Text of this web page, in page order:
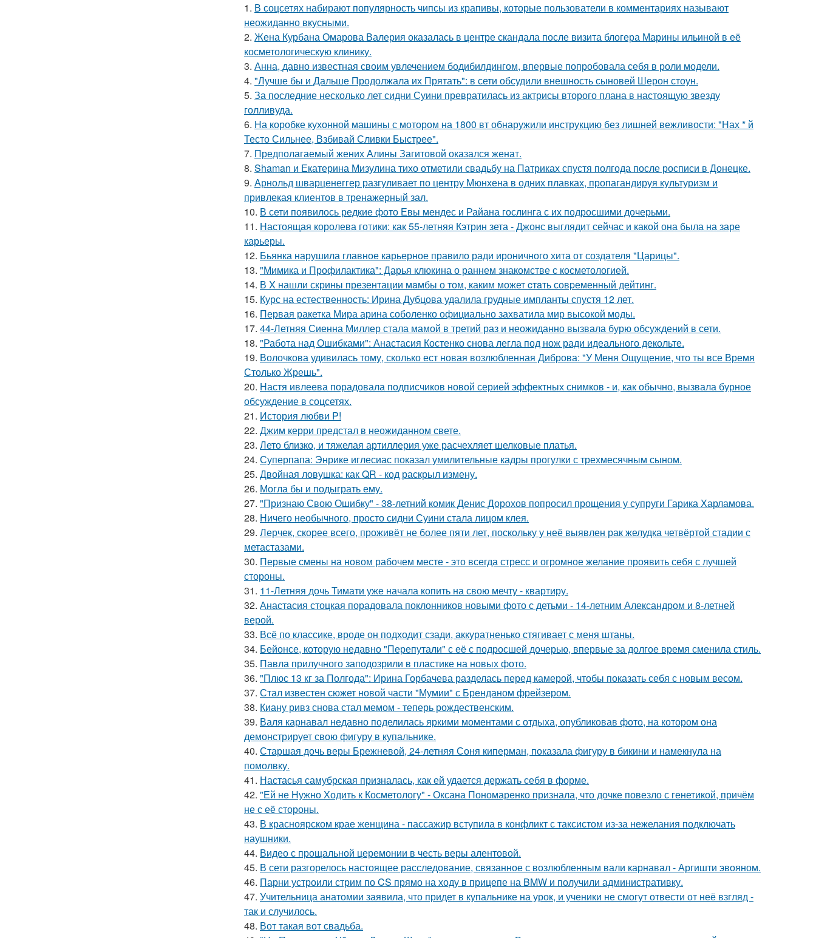
1. В соцсетях набирают популярность чипсы из крапивы, которые пользователи в комментариях называют
неожиданно вкусными.
2. Жена Курбана Омарова Валерия оказалась в центре скандала после визита блогера Марины ильиной в её
косметологическую клинику.
3. Анна, давно известная своим увлечением бодибилдингом, впервые попробовала себя в роли модели.
4. "Лучше бы и Дальше Продолжала их Прятать": в сети обсудили внешность сыновей Шерон стоун.
5. За последние несколько лет сидни Суини превратилась из актрисы второго плана в настоящую звезду
голливуда.
6. На коробке кухонной машины с мотором на 1800 вт обнаружили инструкцию без лишней вежливости: "Нах * й
Тесто Сильнее, Взбивай Сливки Быстрее".
7. Предполагаемый жених Алины Загитовой оказался женат.
8. Shaman и Екатерина Мизулина тихо отметили свадьбу на Патриках спустя полгода после росписи в Донецке.
9. Арнольд шварценеггер разгуливает по центру Мюнхена в одних плавках, пропагандируя культуризм и
привлекая клиентов в тренажерный зал.
10. В сети появилось редкие фото Евы мендес и Райана гослинга с их подросшими дочерьми.
11. Настоящая королева готики: как 55-летняя Кэтрин зета - Джонс выглядит сейчас и какой она была на заре
карьеры.
12. Бьянка нарушила главное карьерное правило ради ироничного хита от создателя "Царицы".
13. "Мимика и Профилактика": Дарья клюкина о раннем знакомстве с косметологией.
14. В X нашли скрины презентации мaмбы о том, каким может cтaть совpеменный дейтинг.
15. Курс на естественность: Ирина Дубцова удалила грудные импланты спустя 12 лет.
16. Первая ракетка Мира арина соболенко официально захватила мир высокой моды.
17. 44-Летняя Сиенна Миллер стала мамой в третий раз и неожиданно вызвала бурю обсуждений в сети.
18. "Работа над Ошибками": Анастасия Костенко снова легла под нож ради идеального декольте.
19. Волочкова удивилась тому, сколько ест новая возлюбленная Диброва: "У Меня Ощущение, что ты все Время
Столько Жрешь".
20. Настя ивлеева порадовала подписчиков новой серией эффектных снимков - и, как обычно, вызвала бурное
обсуждение в соцсетях.
21. История любви P!
22. Джим керри предстал в неожиданном свете.
23. Лето близко, и тяжелая артиллерия уже расчехляет шелковые платья.
24. Суперпапа: Энрике иглесиас показал умилительные кадры прогулки с трехмесячным сыном.
25. Двойная ловушка: как QR - код раскрыл измену.
26. Могла бы и подыграть ему.
27. "Признаю Свою Ошибку" - 38-летний комик Денис Дорохов попросил прощения у супруги Гарика Харламова.
28. Ничего необычного, просто сидни Суини стала лицом клея.
29. Лерчек, скорее всего, проживёт не более пяти лет, поскольку у неё выявлен рак желудка четвёртой стадии с
метастазами.
30. Первые смены на новом рабочем месте - это всегда стресс и огромное желание проявить себя с лучшей
стороны.
31. 11-Летняя дочь Тимати уже начала копить на свою мечту - квартиру.
32. Анастасия стоцкая порадовала поклонников новыми фото с детьми - 14-летним Александром и 8-летней
верой.
33. Всё по классике, вроде он подходит сзади, аккуратненько стягивает с меня штаны.
34. Бейонсе, которую недавно "Перепутали" с её с подросшей дочерью, впервые за долгое время сменила стиль.
35. Павла прилучного заподозрили в пластике на новых фото.
36. "Плюс 13 кг за Полгода": Ирина Горбачева разделась перед камерой, чтобы показать себя с новым весом.
37. Стал известен сюжет новой части "Мумии" с Бренданом фрейзером.
38. Киану ривз снова стал мемом - теперь рождественским.
39. Валя карнавал недавно поделилась яркими моментами с отдыха, опубликовав фото, на котором она
демонстрирует свою фигуру в купальнике.
40. Старшая дочь веры Брежневой, 24-летняя Соня киперман, показала фигуру в бикини и намекнула на
помолвку.
41. Настасья самубрская призналась, как ей удается держать себя в форме.
42. "Ей не Нужно Ходить к Косметологу" - Оксана Пономаренко признала, что дочке повезло с генетикой, причём
не с её стороны.
43. В красноярском крае женщина - пассажир вступила в конфликт с таксистом из-за нежелания подключать
наушники.
44. Видео с прощальной церемонии в честь веры алентовой.
45. В сети разгорелось настоящее расследование, связанное с возлюбленным вали карнавал - Аргишти эвояном.
46. Парни устроили стрим по CS прямо на ходу в прицепе на BMW и получили административку.
47. Учительница анатомии заявила, что придет в купальнике на урок, и ученики не смогут отвести от неё взгляд -
так и случилось.
48. Вот такая вот свадьба.